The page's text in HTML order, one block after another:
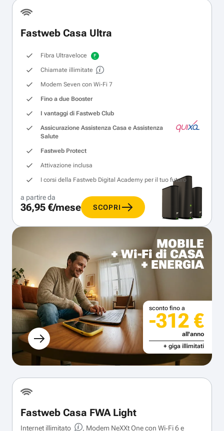
Fastweb Casa Ultra
Fibra Ultraveloce
Chiamate illimitate
Modem Seven con Wi‑Fi 7
Fino a due Booster
I vantaggi di Fastweb Club
Assicurazione Assistenza Casa e Assistenza
Salute
Fastweb Protect
Attivazione inclusa
I corsi della Fastweb Digital Academy per il tuo futuro
a partire da
36,95 €/mese SCOPRI
MOBILE
+ Wi-Fi di CASA
+ ENERGIA
sconto fino a
-312 €
all'anno
+ giga illimitati
Fastweb Casa FWA Light
Internet illimitato
, Modem NeXXt One con Wi‑Fi 6 e